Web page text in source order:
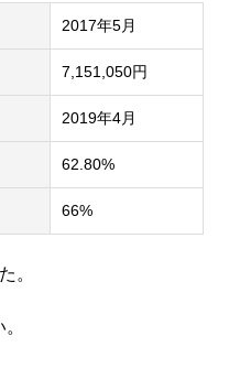
2017年5月
7,151,050円
2019年4月
62.80%
66%
。